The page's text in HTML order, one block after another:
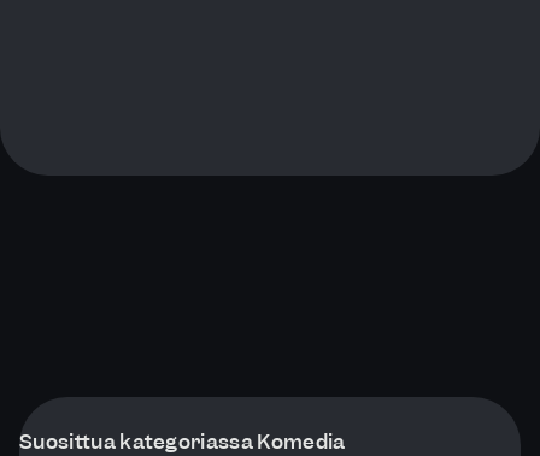
Suosittua kategoriassa Komedia